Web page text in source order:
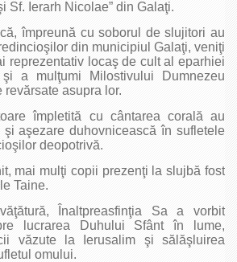
Sf. Ierarh Nicolae” din Galaţi.
împreună cu soborul de slujitori au
din municipiul Galaţi, veniţi
reprezentativ locaş de cult al eparhiei
a mulţumi Milostivului Dumnezeu
revărsate asupra lor.
împletită cu cântarea corală au
aşezare duhovnicească în sufletele
deopotrivă.
mai mulţi copii prezenţi la slujbă fost
Taine.
Înaltprea­sfinţia Sa a vorbit
lucrarea Duhului Sfânt în lume,
văzute la Ierusalim şi sălăşluirea
omului.